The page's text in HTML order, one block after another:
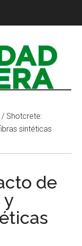
/ Shotcrete:
sintéticas
de
y